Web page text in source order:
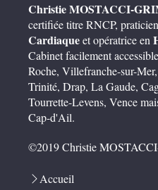
Christie MOSTACCI-
certifiée titre RNCP,
Cardiaqueet opératrice en
Cabinet facilement
Roche, Villefranche-sur-
Trinité, Drap, La Gaude,
Tourrette-Levens, Vence
Cap-d'Ail.
©2019 Christie
Accueil